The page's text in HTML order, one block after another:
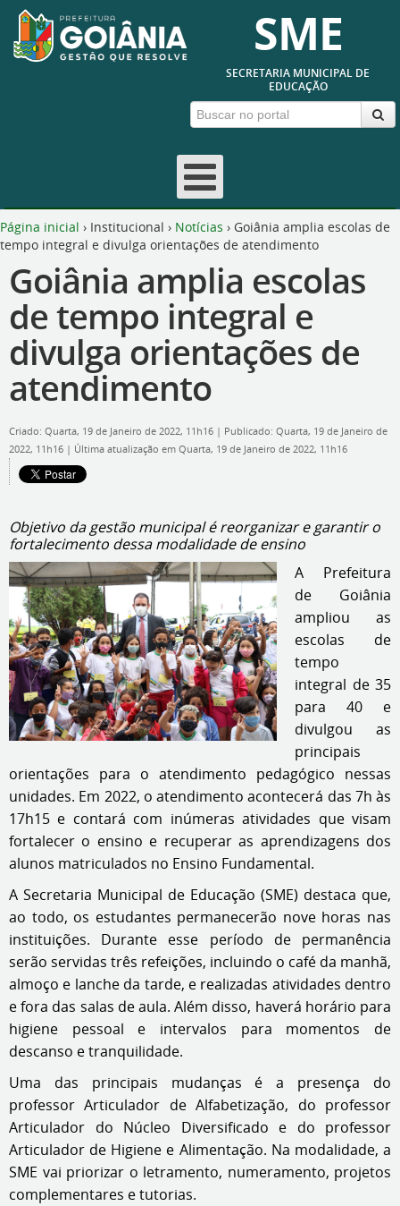
SME
SECRETARIA MUNICIPAL DE
EDUCAÇÃO
Página inicial › Institucional › Notícias › Goiânia amplia escolas de
tempo integral e divulga orientações de atendimento
Goiânia amplia escolas
de tempo integral e
divulga orientações de
atendimento
Criado: Quarta, 19 de Janeiro de 2022, 11h16 | Publicado: Quarta, 19 de Janeiro de
2022, 11h16 | Última atualização em Quarta, 19 de Janeiro de 2022, 11h16
Objetivo da gestão municipal é reorganizar e garantir o
fortalecimento dessa modalidade de ensino
A Prefeitura
de Goiânia
ampliou as
escolas de
tempo
integral de 35
para 40 e
divulgou as
principais
orientações para o atendimento pedagógico nessas
unidades. Em 2022, o atendimento acontecerá das 7h às
17h15 e contará com inúmeras atividades que visam
fortalecer o ensino e recuperar as aprendizagens dos
alunos matriculados no Ensino Fundamental.
A Secretaria Municipal de Educação (SME) destaca que,
ao todo, os estudantes permanecerão nove horas nas
instituições. Durante esse período de permanência
serão servidas três refeições, incluindo o café da manhã,
almoço e lanche da tarde, e realizadas atividades dentro
e fora das salas de aula. Além disso, haverá horário para
higiene pessoal e intervalos para momentos de
descanso e tranquilidade.
Uma das principais mudanças é a presença do
professor Articulador de Alfabetização, do professor
Articulador do Núcleo Diversificado e do professor
Articulador de Higiene e Alimentação. Na modalidade, a
SME vai priorizar o letramento, numeramento, projetos
complementares e tutorias.